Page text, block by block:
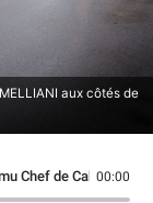
aux côtés de
Chef de Cabinet du
00:00